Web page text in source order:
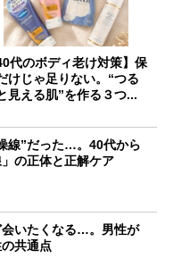
代のボディ老け対策】保
けじゃ足りない。“つる
見える肌”を作る３つ...
線”だった…。40代から
の正体と正解ケア
会いたくなる…。男性が
共通点